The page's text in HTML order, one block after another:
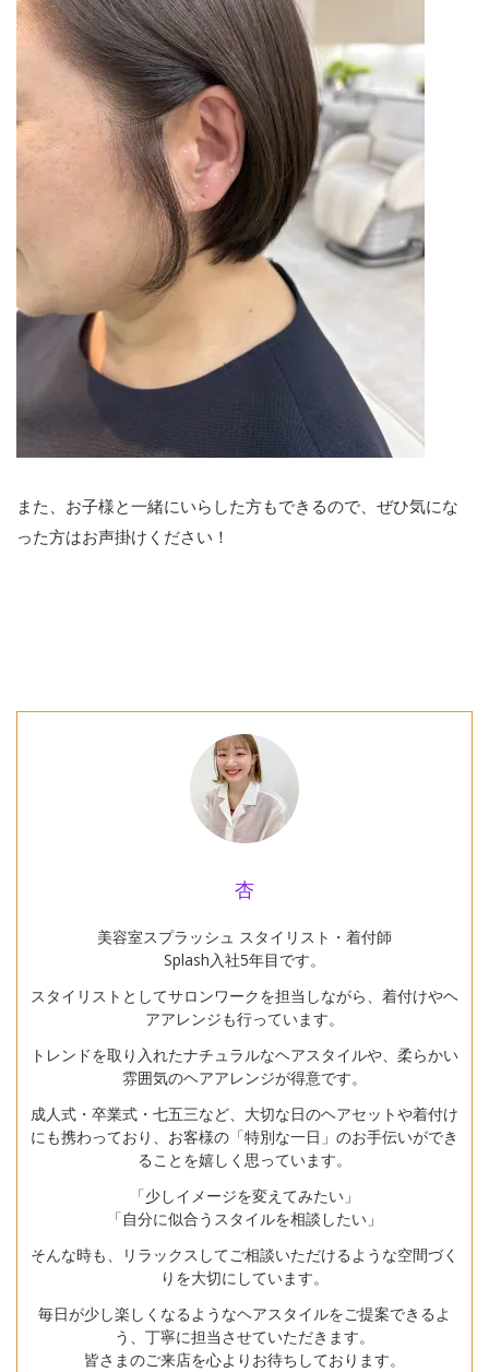
また、お子様と一緒にいらした方もできるので、ぜひ気にな
った方はお声掛けください！
杏
美容室スプラッシュ スタイリスト・着付師
Splash入社5年目です。
スタイリストとしてサロンワークを担当しながら、着付けやヘ
アアレンジも行っています。
トレンドを取り入れたナチュラルなヘアスタイルや、柔らかい
雰囲気のヘアアレンジが得意です。
成人式・卒業式・七五三など、大切な日のヘアセットや着付け
にも携わっており、お客様の「特別な一日」のお手伝いができ
ることを嬉しく思っています。
「少しイメージを変えてみたい」
「自分に似合うスタイルを相談したい」
そんな時も、リラックスしてご相談いただけるような空間づく
りを大切にしています。
毎日が少し楽しくなるようなヘアスタイルをご提案できるよ
う、丁寧に担当させていただきます。
皆さまのご来店を心よりお待ちしております。